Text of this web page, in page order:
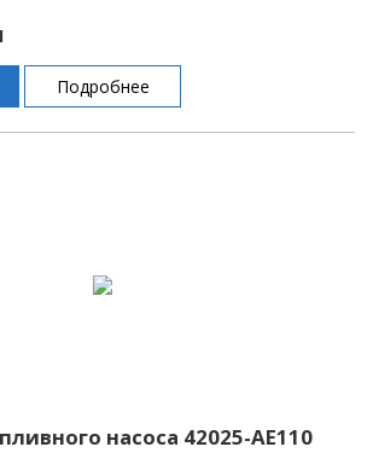
Подробнее
насоса 42025-AE110